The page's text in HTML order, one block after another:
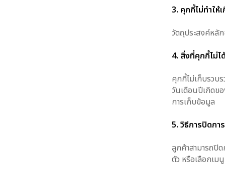
3. คุกกี้ไม่ทำใ
วัตถุประสงค์หลั
4. สิ่งที่คุกกี้ไม่ไ
คุกกี้ไม่เก็บรวบ
วันเดือนปีเกิดข
การเก็บข้อมูล
5. วิธีการปิดกา
ลูกค้าสามารถปิด
ตัว หรือเลือกเ